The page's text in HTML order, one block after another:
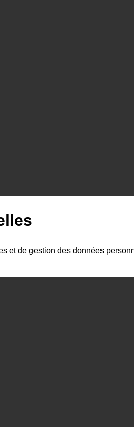
et de gestion des données